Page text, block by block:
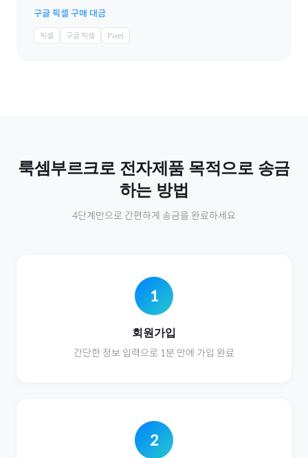
구글 픽셀 구매 대금
픽셀 구글 픽셀 Pixel
룩셈부르크로 전자제품 목적으로 송금
하는 방법
4단계만으로 간편하게 송금을 완료하세요
1
회원가입
간단한 정보 입력으로 1분 만에 가입 완료
2